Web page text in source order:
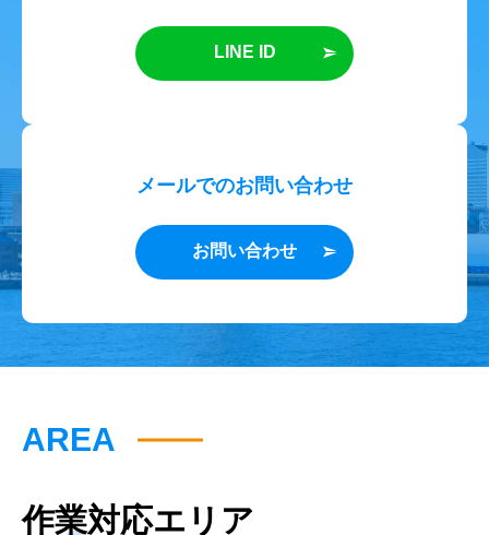
LINE ID
メールでのお問い合わせ
お問い合わせ
AREA
作業対応エリア